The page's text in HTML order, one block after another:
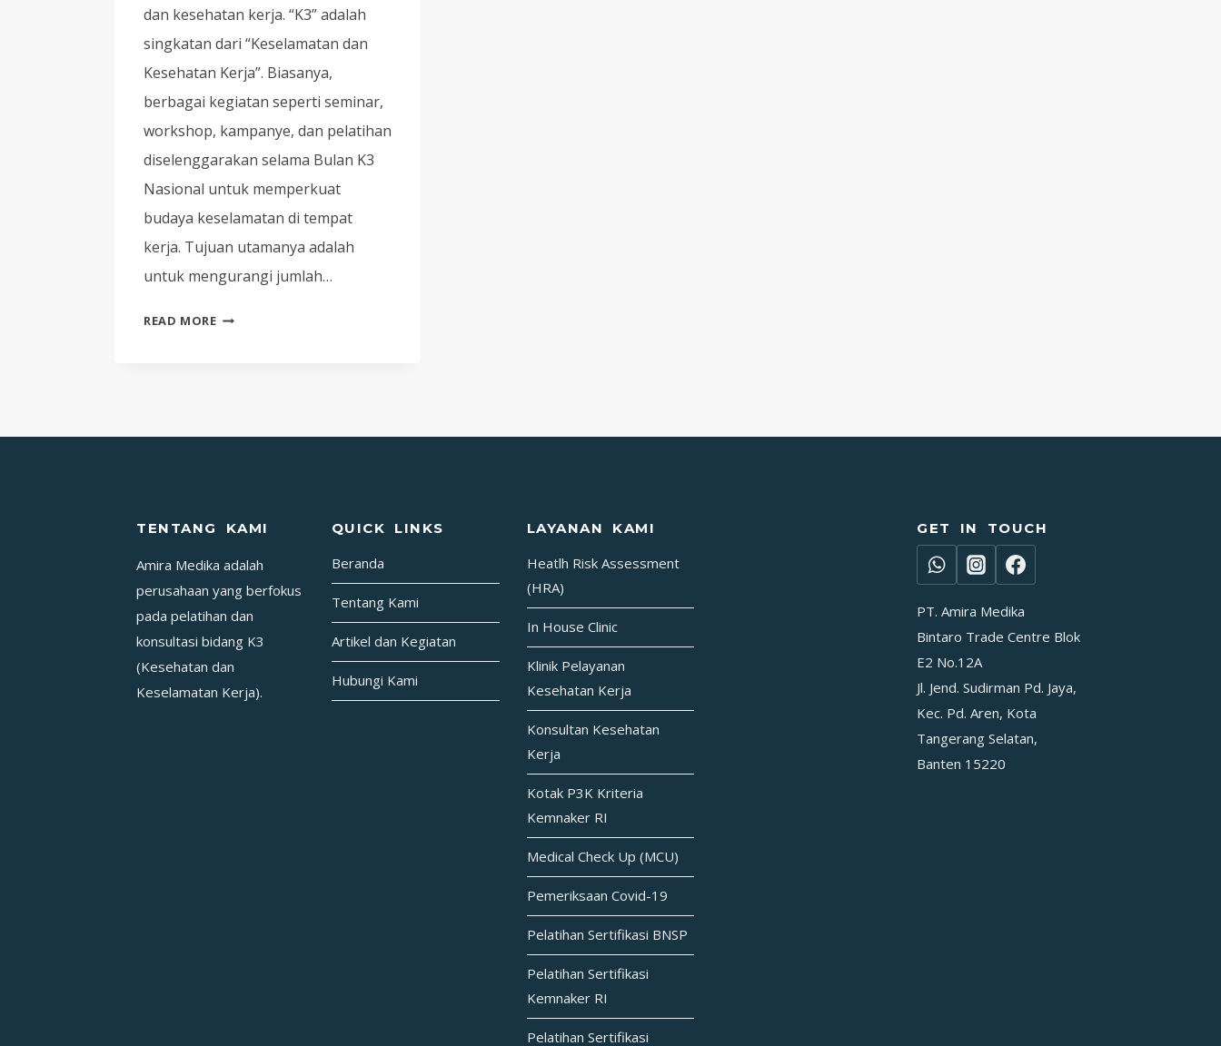
dan kesehatan kerja. “K3” adalah
singkatan dari “Keselamatan dan
Kesehatan Kerja”. Biasanya,
berbagai kegiatan seperti seminar,
workshop, kampanye, dan pelatihan
diselenggarakan selama Bulan K3
Nasional untuk memperkuat
budaya keselamatan di tempat
kerja. Tujuan utamanya adalah
untuk mengurangi jumlah…
READ MOREDOKUMENTASI
AMIRA
MEDIKA
TENTANG KAMI
Amira Medika adalah
perusahaan yang berfokus
pada pelatihan dan
konsultasi bidang K3
(Kesehatan dan
Keselamatan Kerja).
QUICK LINKS
Beranda
Tentang Kami
Artikel dan Kegiatan
Hubungi Kami
LAYANAN KAMI
Heatlh Risk Assessment
(HRA)
In House Clinic
Klinik Pelayanan
Kesehatan Kerja
Konsultan Kesehatan
Kerja
Kotak P3K Kriteria
Kemnaker RI
Medical Check Up (MCU)
Pemeriksaan Covid-19
Pelatihan Sertifikasi BNSP
Pelatihan Sertifikasi
Kemnaker RI
Pelatihan Sertifikasi
GET IN TOUCH
PT. Amira Medika
Bintaro Trade Centre Blok
E2 No.12A
Jl. Jend. Sudirman Pd. Jaya,
Kec. Pd. Aren, Kota
Tangerang Selatan,
Banten 15220